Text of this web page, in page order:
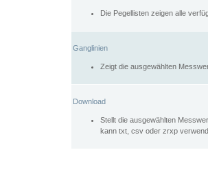
Die Pegellisten zeigen alle
Ganglinien
Zeigt die ausgewählten
Download
Stellt die ausgewählten
kann txt, csv oder zrxp